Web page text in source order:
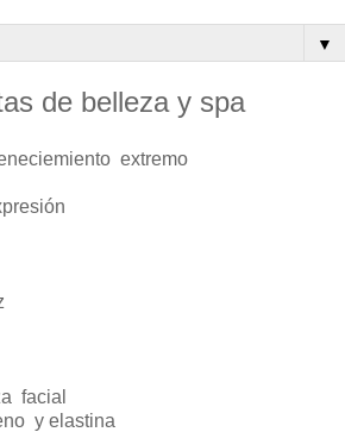
▼
de belleza y spa
extremo
facial
y elastina